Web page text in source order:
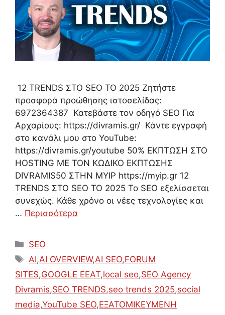
12 TRENDS ΣΤΟ SEO ΤΟ 2025 Ζητήστε
προσφορά προώθησης ιστοσελίδας:
6972364387 Κατεβάστε τον οδηγό SEO Για
Αρχαρίους: https://divramis.gr/ Κάντε εγγραφή
στο κανάλι μου στο YouTube:
https://divramis.gr/youtube 50% ΕΚΠΤΩΣΗ ΣΤΟ
HOSTING ΜΕ ΤΟΝ ΚΩΔΙΚΟ ΕΚΠΤΩΣΗΣ
DIVRAMIS50 ΣΤΗΝ MYIP https://myip.gr 12
TRENDS ΣΤΟ SEO ΤΟ 2025 Το SEO εξελίσσεται
συνεχώς. Κάθε χρόνο οι νέες τεχνολογίες και
… Περισσότερα
Κατηγορίες
SEO
Ετικέτες
AI,AI OVERVIEW,AI SEO,FORUM
SITES,GOOGLE EEAT,local seo,SEO Agency
Divramis,SEO TRENDS,seo trends 2025,social
media,YouTube SEO,ΕΞΑΤΟΜΙΚΕΥΜΕΝΗ